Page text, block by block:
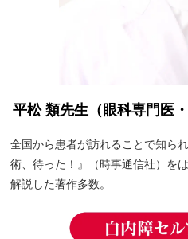
平松 類先生（眼科専門医
全国から患者が訪れることで知ら
術、待った！』（時事通信社）を
解説した著作多数。